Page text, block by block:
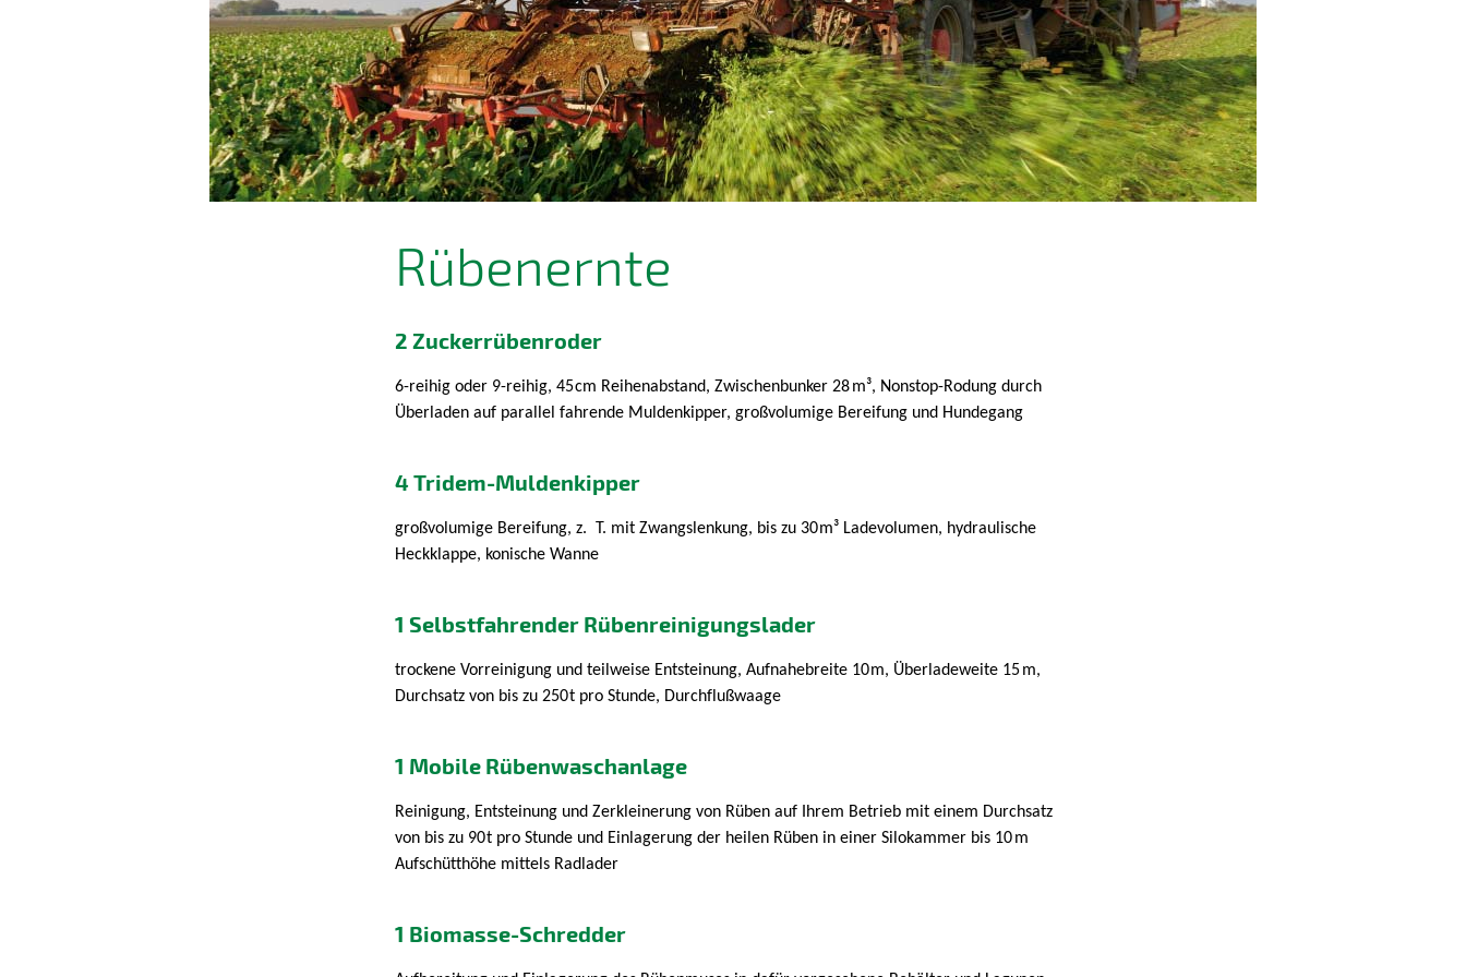
Rübenernte
2 Zuckerrübenroder
6-reihig oder 9-reihig, 45cm Reihenabstand, Zwischenbunker 28m³, Nonstop-Rodung durch
Überladen auf parallel fahrende Muldenkipper, großvolumige Bereifung und Hundegang
4 Tridem-Muldenkipper
großvolumige Bereifung, z. T. mit Zwangslenkung, bis zu 30m³ Ladevolumen, hydraulische
Heckklappe, konische Wanne
1 Selbstfahrender Rübenreinigungslader
trockene Vorreinigung und teilweise Entsteinung, Aufnahebreite 10m, Überladeweite 15m,
Durchsatz von bis zu 250t pro Stunde, Durchflußwaage
1 Mobile Rübenwaschanlage
Reinigung, Entsteinung und Zerkleinerung von Rüben auf Ihrem Betrieb mit einem Durchsatz
von bis zu 90t pro Stunde und Einlagerung der heilen Rüben in einer Silokammer bis 10m
Aufschütthöhe mittels Radlader
1 Biomasse-Schredder